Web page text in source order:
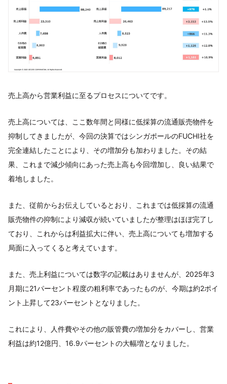
売上高から営業利益に至るプロセスについてです。
売上高については、ここ数年間と同様に低採算の流通販売物件を
抑制してきましたが、今回の決算ではシンガポールのFUCHI社を
完全連結したことにより、その増加分も加わりました。その結
果、これまで減少傾向にあった売上高も今回増加し、良い結果で
着地しました。
また、従前からお伝えしているとおり、これまでは低採算の流通
販売物件の抑制により減収が続いていましたが整理はほぼ完了し
ており、これからは利益拡大に伴い、売上高についても増加する
局面に入ってくると考えています。
また、売上利益については数字の記載はありませんが、2025年3
月期に21パーセント程度の粗利率であったものが、今期は約2ポイ
ント上昇して23パーセントとなりました。
これにより、人件費やその他の販管費の増加分をカバーし、営業
利益は約12億円、16.9パーセントの大幅増となりました。